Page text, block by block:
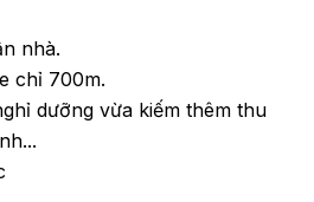
nhà.
chỉ 700m.
dưỡng vừa kiếm thêm thu